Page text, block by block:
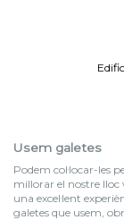
Usem galetes
Podem col·locar-les
millorar el nostre
una excel·lent
galetes que usem,